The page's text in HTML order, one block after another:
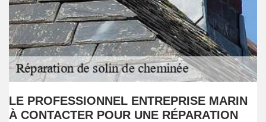
LE PROFESSIONNEL ENTREPRISE MARIN
À CONTACTER POUR UNE RÉPARATION